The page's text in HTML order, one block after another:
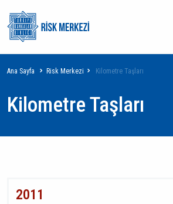
içeriğe
atla
Sayfa
yolu
Ana Sayfa Risk Merkezi Kilometre Taşları
Kilometre Taşları
2011